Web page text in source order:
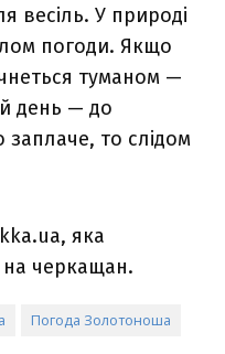
весіль. У природі
погоди. Якщо
туманом —
день — до
то слідом
яка
на черкащан.
Погода Золотоноша